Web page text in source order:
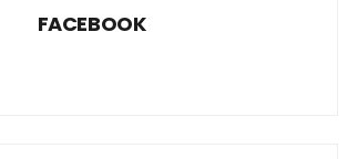
FACEBOOK